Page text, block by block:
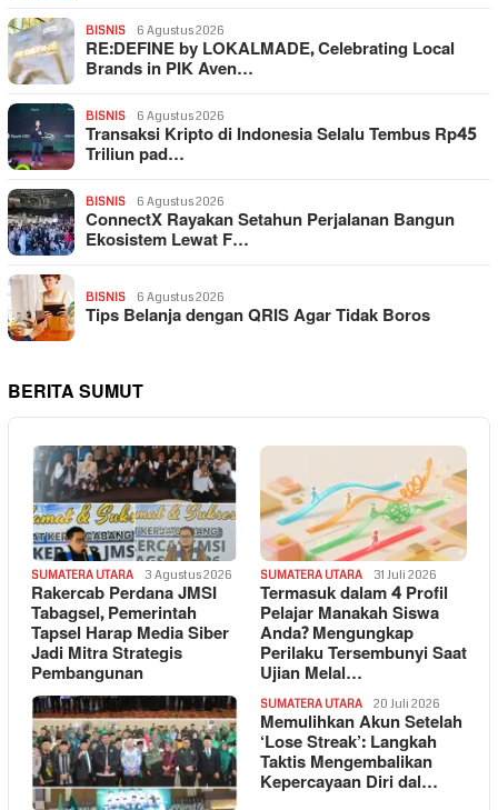
BISNIS 6 Agustus 2026
RE:DEFINE by LOKALMADE, Celebrating Local
Brands in PIK Aven…
BISNIS 6 Agustus 2026
Transaksi Kripto di Indonesia Selalu Tembus Rp45
Triliun pad…
BISNIS 6 Agustus 2026
ConnectX Rayakan Setahun Perjalanan Bangun
Ekosistem Lewat F…
BISNIS 6 Agustus 2026
Tips Belanja dengan QRIS Agar Tidak Boros
BERITA SUMUT
SUMATERA UTARA 3 Agustus 2026
Rakercab Perdana JMSI
Tabagsel, Pemerintah
Tapsel Harap Media Siber
Jadi Mitra Strategis
Pembangunan
SUMATERA UTARA 31 Juli 2026
Termasuk dalam 4 Profil
Pelajar Manakah Siswa
Anda? Mengungkap
Perilaku Tersembunyi Saat
Ujian Melal…
SUMATERA UTARA 20 Juli 2026
Memulihkan Akun Setelah
‘Lose Streak’: Langkah
Taktis Mengembalikan
Kepercayaan Diri dal…